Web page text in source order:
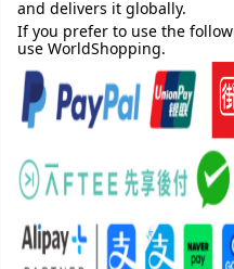
あべむつき
2025年07